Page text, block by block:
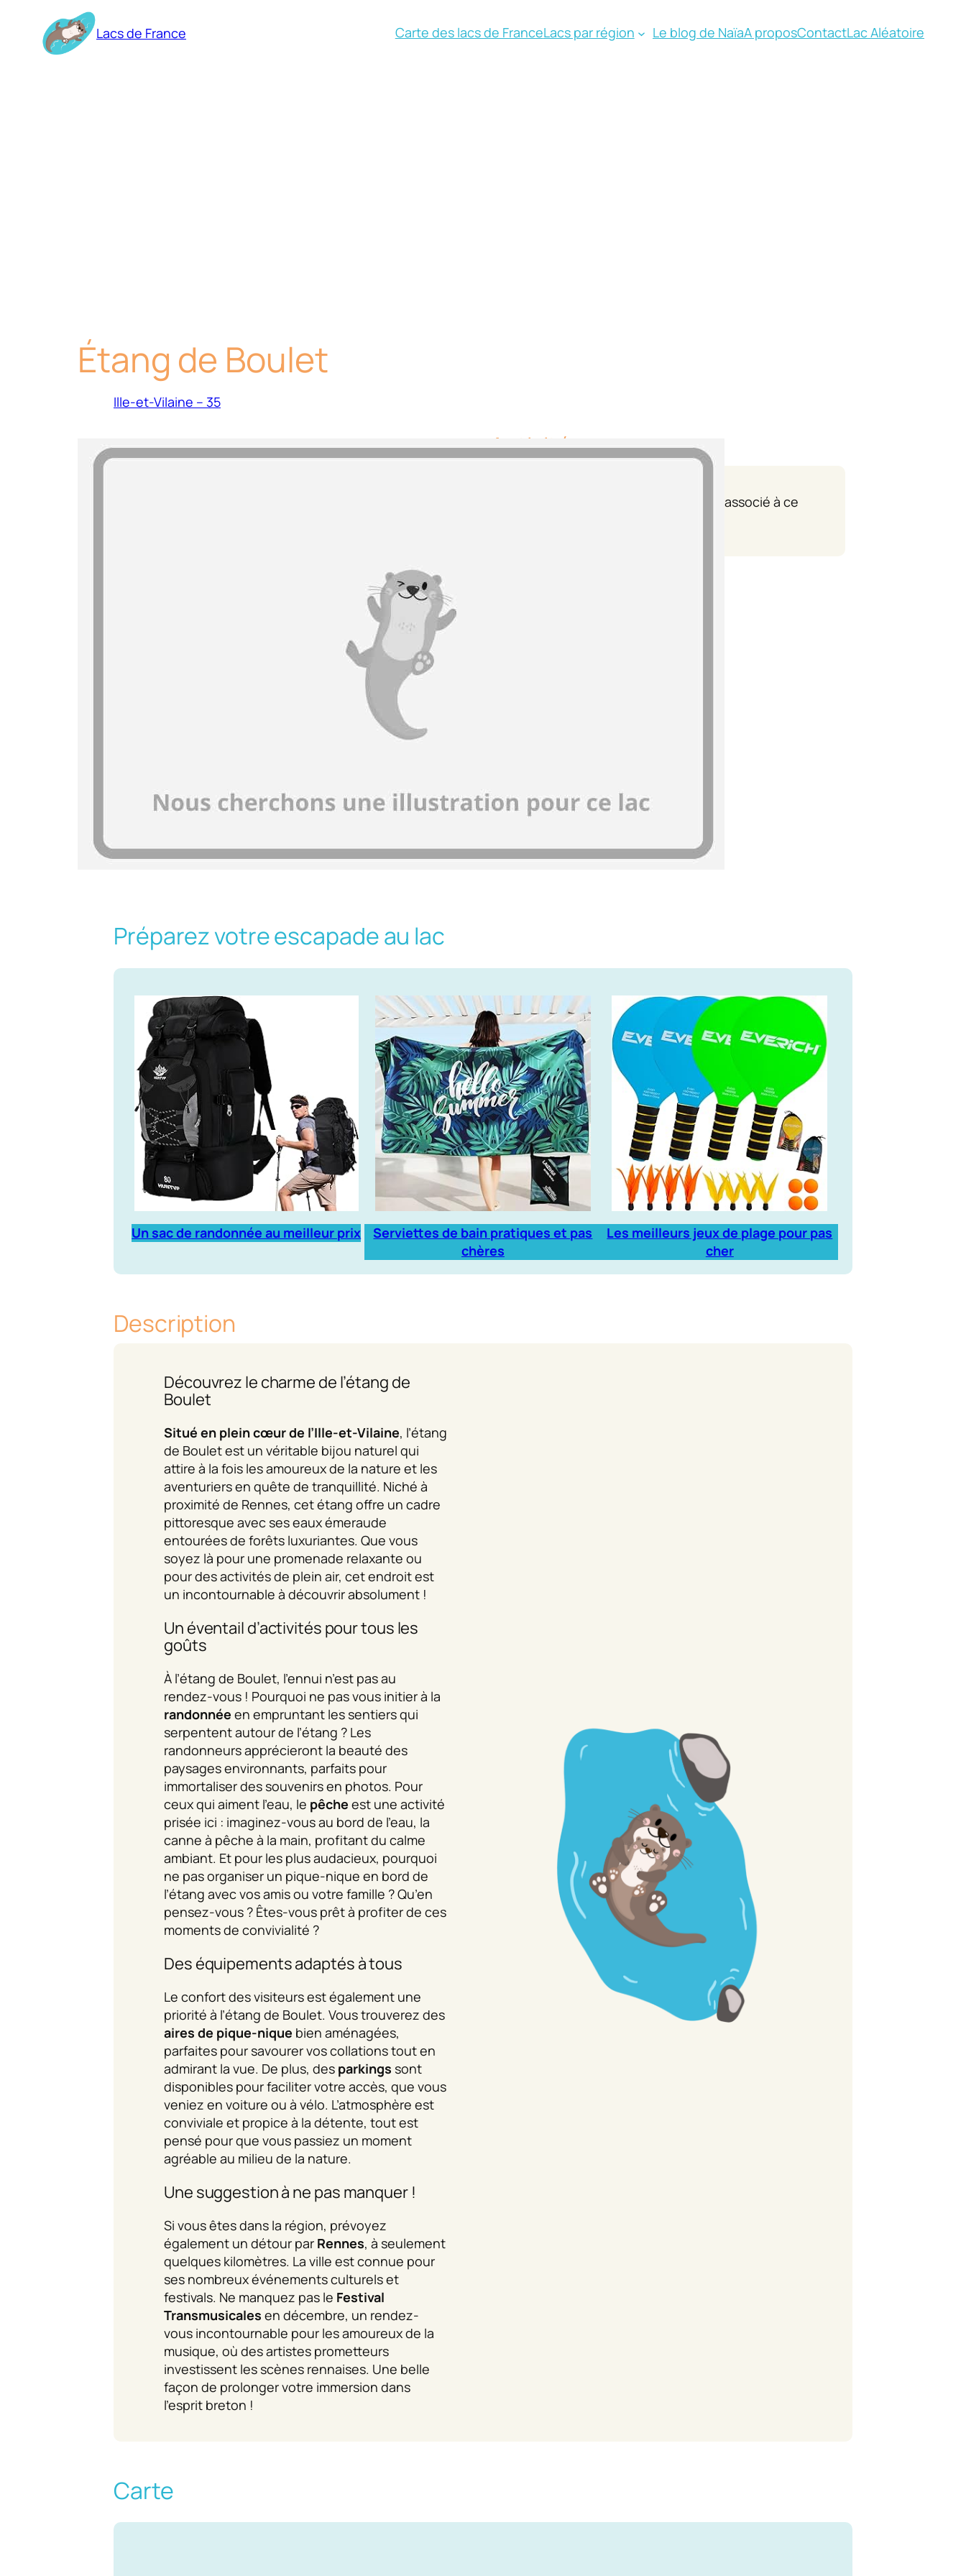
contenu
Lacs de France Carte des lacs de FranceLacs par région Le blog de NaïaA proposContactLac Aléatoire
Étang de Boulet
Ille-et-Vilaine – 35
Activités
Aucune activité ou département associé à ce
Préparez votre escapade au lac
Un sac de randonnée au meilleur prix
Serviettes de bain pratiques et pas
chères
Les meilleurs jeux de plage pour pas
cher
Description
Découvrez le charme de l’étang de
Boulet
Situé en plein cœur de l’Ille-et-Vilaine, l’étang
de Boulet est un véritable bijou naturel qui
attire à la fois les amoureux de la nature et les
aventuriers en quête de tranquillité. Niché à
proximité de Rennes, cet étang offre un cadre
pittoresque avec ses eaux émeraude
entourées de forêts luxuriantes. Que vous
soyez là pour une promenade relaxante ou
pour des activités de plein air, cet endroit est
un incontournable à découvrir absolument !
Un éventail d’activités pour tous les
goûts
À l’étang de Boulet, l’ennui n’est pas au
rendez-vous ! Pourquoi ne pas vous initier à la
randonnée en empruntant les sentiers qui
serpentent autour de l’étang ? Les
randonneurs apprécieront la beauté des
paysages environnants, parfaits pour
immortaliser des souvenirs en photos. Pour
ceux qui aiment l’eau, le pêche est une activité
prisée ici : imaginez-vous au bord de l’eau, la
canne à pêche à la main, profitant du calme
ambiant. Et pour les plus audacieux, pourquoi
ne pas organiser un pique-nique en bord de
l’étang avec vos amis ou votre famille ? Qu’en
pensez-vous ? Êtes-vous prêt à profiter de ces
moments de convivialité ?
Des équipements adaptés à tous
Le confort des visiteurs est également une
priorité à l’étang de Boulet. Vous trouverez des
aires de pique-nique bien aménagées,
parfaites pour savourer vos collations tout en
admirant la vue. De plus, des parkings sont
disponibles pour faciliter votre accès, que vous
veniez en voiture ou à vélo. L’atmosphère est
conviviale et propice à la détente, tout est
pensé pour que vous passiez un moment
agréable au milieu de la nature.
Une suggestion à ne pas manquer !
Si vous êtes dans la région, prévoyez
également un détour par Rennes, à seulement
quelques kilomètres. La ville est connue pour
ses nombreux événements culturels et
festivals. Ne manquez pas le Festival
Transmusicales en décembre, un rendez-
vous incontournable pour les amoureux de la
musique, où des artistes prometteurs
investissent les scènes rennaises. Une belle
façon de prolonger votre immersion dans
l’esprit breton !
Carte